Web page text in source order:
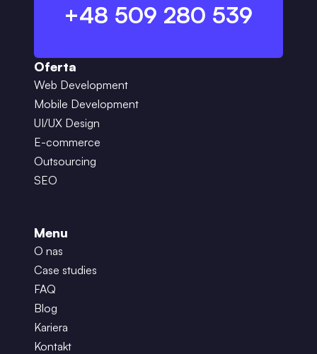
+48 509 280 539
Oferta
Web Development
Mobile Development
UI/UX Design
E-commerce
Outsourcing
SEO
Menu
O nas
Case studies
FAQ
Blog
Kariera
Kontakt